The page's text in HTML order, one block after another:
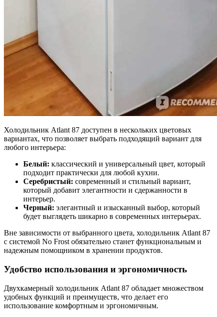
Холодильник Atlant 87 доступен в нескольких цветовых
вариантах, что позволяет выбрать подходящий вариант для
любого интерьера:
Белый: классический и универсальный цвет, который
подходит практически для любой кухни.
Серебристый: современный и стильный вариант,
который добавит элегантности и сдержанности в
интерьер.
Черный: элегантный и изысканный выбор, который
будет выглядеть шикарно в современных интерьерах.
Вне зависимости от выбранного цвета, холодильник Atlant 87
с системой No Frost обязательно станет функциональным и
надежным помощником в хранении продуктов.
Удобство использования и эргономичность
Двухкамерный холодильник Atlant 87 обладает множеством
удобных функций и преимуществ, что делает его
использование комфортным и эргономичным.